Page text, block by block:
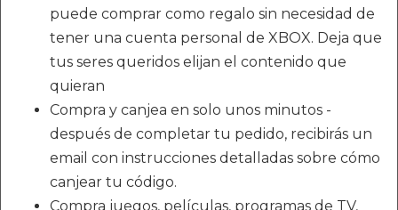
puede comprar como regalo sin necesidad de
tener una cuenta personal de XBOX. Deja que
tus seres queridos elijan el contenido que
quieran
Compra y canjea en solo unos minutos -
después de completar tu pedido, recibirás un
email con instrucciones detalladas sobre cómo
canjear tu código.
Compra juegos, películas, programas de TV,